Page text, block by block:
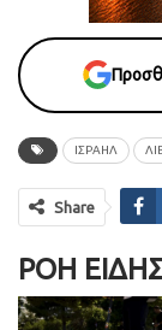
ΙΣΡΑΉΛ
Share
ΡΟΉ